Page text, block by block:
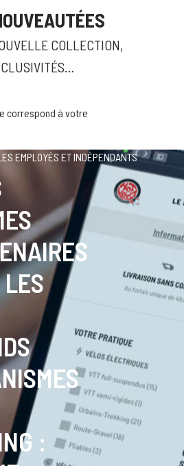
COLLECTION,
correspond à votre
EMPLOYÉS ET INDÉPENDANTS
: